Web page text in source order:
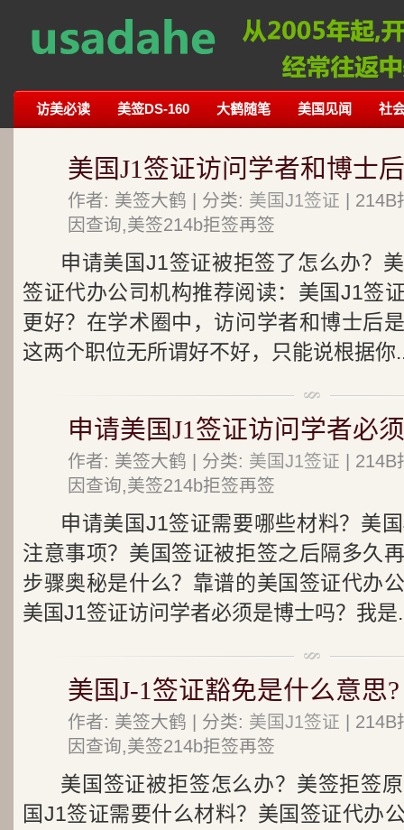
访美必读 美签DS-160 大鹤随笔 美国见闻 社
美国J1签证访问学者和博士
作者: 美签大鹤 | 分类: 美国J1签证 |
因查询,美签214b拒签再签
申请美国J1签证被拒签了怎么办？
签证代办公司机构推荐阅读：美国J1签
更好？在学术圈中，访问学者和博士后
这两个职位无所谓好不好，只能说根据你
申请美国J1签证访问学者必
作者: 美签大鹤 | 分类: 美国J1签证 |
因查询,美签214b拒签再签
申请美国J1签证需要哪些材料？美
注意事项？美国签证被拒签之后隔多久
步骤奥秘是什么？靠谱的美国签证代办
美国J1签证访问学者必须是博士吗？我是
美国J-1签证豁免是什么意思?
作者: 美签大鹤 | 分类: 美国J1签证 |
因查询,美签214b拒签再签
美国签证被拒签怎么办？美签拒签
国J1签证需要什么材料？美国签证代办